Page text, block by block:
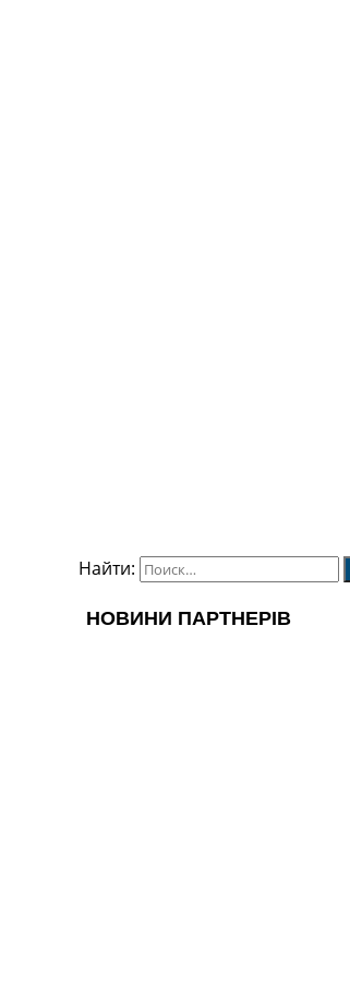
Найти: